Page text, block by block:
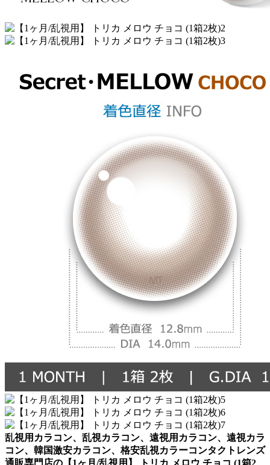
乱視用カラコン、乱視カラコン、遠視用カラコン、遠視カラ
コン、韓国激安カラコン、格安乱視カラーコンタクトレンズ
通販専門店の【1ヶ月/乱視用】 トリカ メロウ チョコ (1箱2